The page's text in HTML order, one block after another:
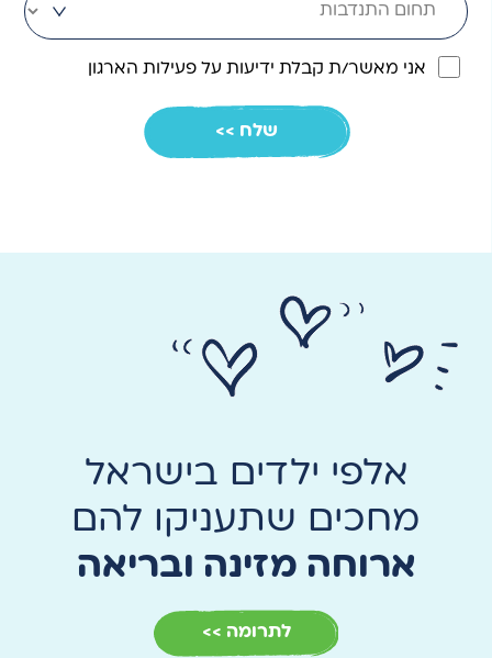
אני מאשר/ת קבלת ידיעות על פעילות הארגון
אלפי ילדים בישראל
מחכים שתעניקו להם
ארוחה מזינה ובריאה
לתרומה >>